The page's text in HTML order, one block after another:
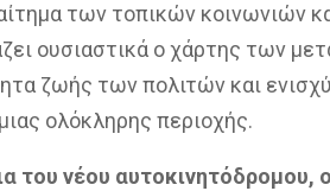
των τοπικών κοινωνιών
ουσιαστικά ο χάρτης των
ζωής των πολιτών και
ολόκληρης περιοχής.
του νέου αυτοκινητόδρομου,